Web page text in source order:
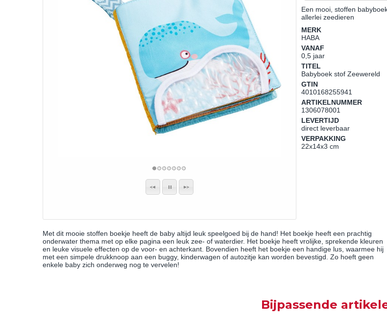
Een mooi, stoffen
allerlei zeedieren
MERK
HABA
VANAF
0,5 jaar
TITEL
Babyboek stof Zeewereld
GTIN
4010168255941
ARTIKELNUMMER
1306078001
LEVERTIJD
direct leverbaar
VERPAKKING
22x14x3 cm
Met dit mooie stoffen boekje heeft de baby altijd leuk speelgoed bij de hand! Het boekje heeft een prachtig
onderwater thema met op elke pagina een leuk zee- of waterdier. Het boekje heeft vrolijke, sprekende kleuren
en leuke visuele effecten op de voor- en achterkant. Bovendien heeft het boekje een handige lus, waarmee hij
met een simpele drukknoop aan een buggy, kinderwagen of autozitje kan worden bevestigd. Zo hoeft geen
enkele baby zich onderweg nog te vervelen!
Bijpassende